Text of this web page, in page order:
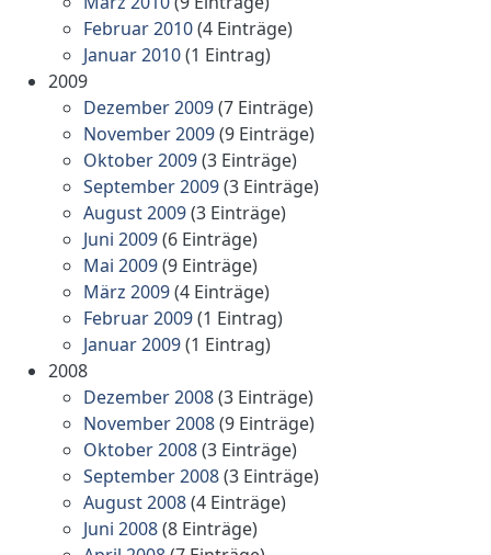
Februar 2010(4 Einträge)
Januar 2010(1 Eintrag)
2009
Dezember 2009(7 Einträge)
November 2009(9 Einträge)
Oktober 2009(3 Einträge)
September 2009(3 Einträge)
August 2009(3 Einträge)
Juni 2009(6 Einträge)
Mai 2009(9 Einträge)
März 2009(4 Einträge)
Februar 2009(1 Eintrag)
Januar 2009(1 Eintrag)
2008
Dezember 2008(3 Einträge)
November 2008(9 Einträge)
Oktober 2008(3 Einträge)
September 2008(3 Einträge)
August 2008(4 Einträge)
Juni 2008(8 Einträge)